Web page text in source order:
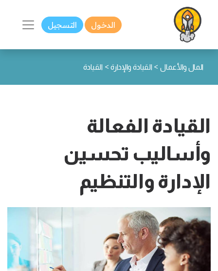
الدخول التسجيل
المال والأعمال > القيادة والإدارة > القيادة
القيادة الفعالة
وأساليب تحسين
الإدارة والتنظيم